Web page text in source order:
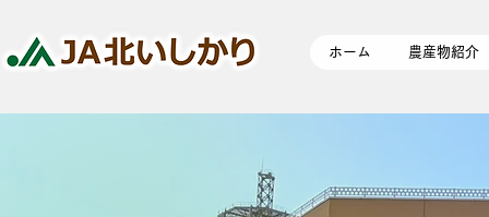
ホーム 農産物紹介